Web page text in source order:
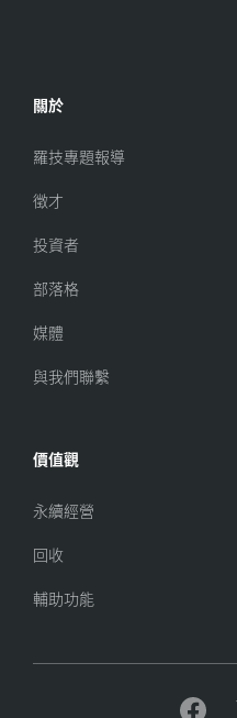
關於
羅技專題報導
徵才
投資者
部落格
媒體
與我們聯繫
價值觀
永續經營
回收
輔助功能